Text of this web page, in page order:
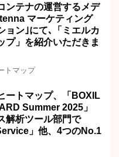
ンテナの運営するメデ
マーケティング
ョン｣にて､「ミエルカ
プ」を紹介いただきま
トマップ
ートマップ、「BOXIL
Summer 2025」
解析ツール部門で
」他、4つのNo.1